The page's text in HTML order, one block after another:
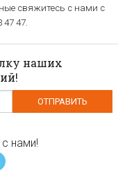
свяжитесь с нами с
47 47.
наших
нами!